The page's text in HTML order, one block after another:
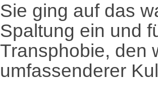
Sie ging auf das
Spaltung ein und
Transphobie, den
umfassenderer